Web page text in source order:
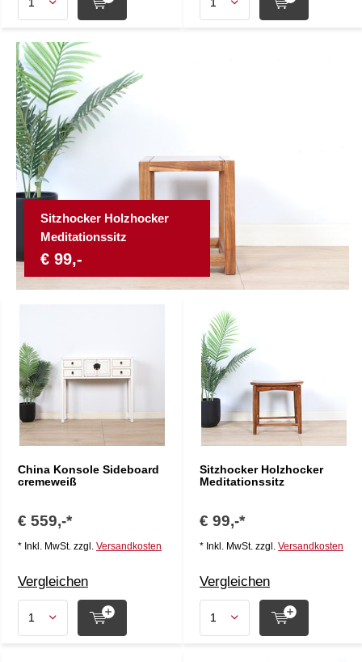
Sitzhocker Holzhocker
Meditationssitz
€ 99,-
China Konsole Sideboard
cremeweiß
€ 559,-*
* Inkl. MwSt. zzgl. Versandkosten
Vergleichen
Sitzhocker Holzhocker
Meditationssitz
€ 99,-*
* Inkl. MwSt. zzgl. Versandkosten
Vergleichen